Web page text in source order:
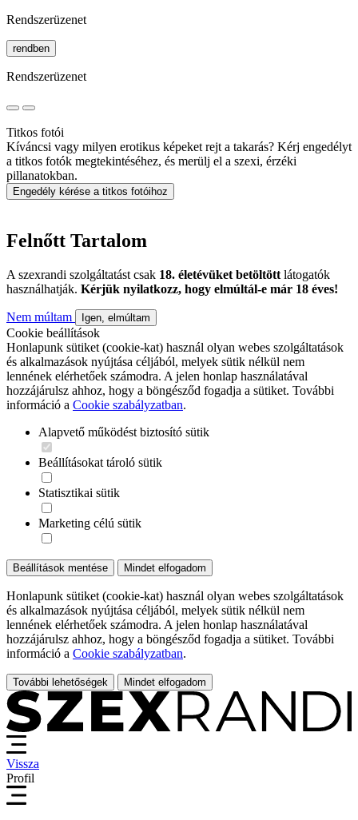
Rendszerüzenet
rendben
Rendszerüzenet
Titkos fotói
Kíváncsi vagy milyen erotikus képeket rejt a takarás? Kérj engedélyt
a titkos fotók megtekintéséhez, és merülj el a szexi, érzéki
pillanatokban.
Engedély kérése a titkos fotóihoz
Felnőtt Tartalom
A szexrandi szolgáltatást csak 18. életévüket betöltött látogatók
használhatják. Kérjük nyilatkozz, hogy elmúltál-e már 18 éves!
Nem múltam Igen, elmúltam
Cookie beállítások
Honlapunk sütiket (cookie-kat) használ olyan webes szolgáltatások
és alkalmazások nyújtása céljából, melyek sütik nélkül nem
lennének elérhetőek számodra. A jelen honlap használatával
hozzájárulsz ahhoz, hogy a böngésződ fogadja a sütiket. További
információ a Cookie szabályzatban.
Alapvető működést biztosító sütik
Beállításokat tároló sütik
Statisztikai sütik
Marketing célú sütik
Beállítások mentése Mindet elfogadom
Honlapunk sütiket (cookie-kat) használ olyan webes szolgáltatások
és alkalmazások nyújtása céljából, melyek sütik nélkül nem
lennének elérhetőek számodra. A jelen honlap használatával
hozzájárulsz ahhoz, hogy a böngésződ fogadja a sütiket. További
információ a Cookie szabályzatban.
További lehetőségek Mindet elfogadom
Vissza
Profil